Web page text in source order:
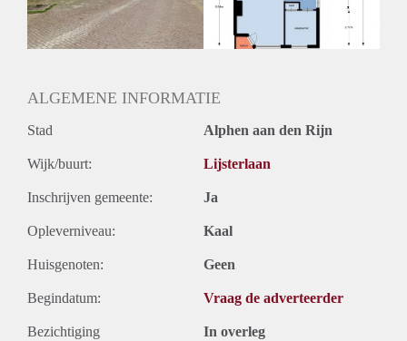
Huurtermijn
Onbepaalde termijn
Oplevering
ALGEMENE INFORMATIE
Stad Alphen aan den Rijn
Wijk/buurt: Lijsterlaan
Inschrijven gemeente: Ja
Opleverniveau: Kaal
Huisgenoten: Geen
Begindatum: Vraag de adverteerder
Bezichtiging In overleg